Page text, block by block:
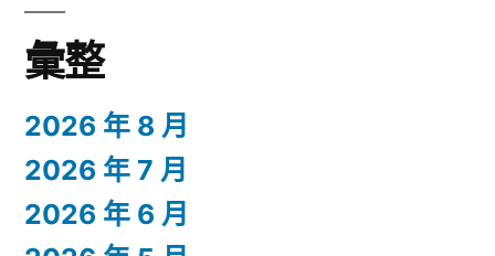
彙整
2026 年 8 月
2026 年 7 月
2026 年 6 月